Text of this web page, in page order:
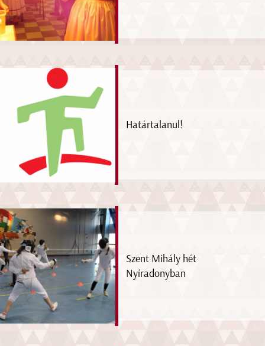
Határtalanul!
Szent Mihály hét
Nyíradonyban